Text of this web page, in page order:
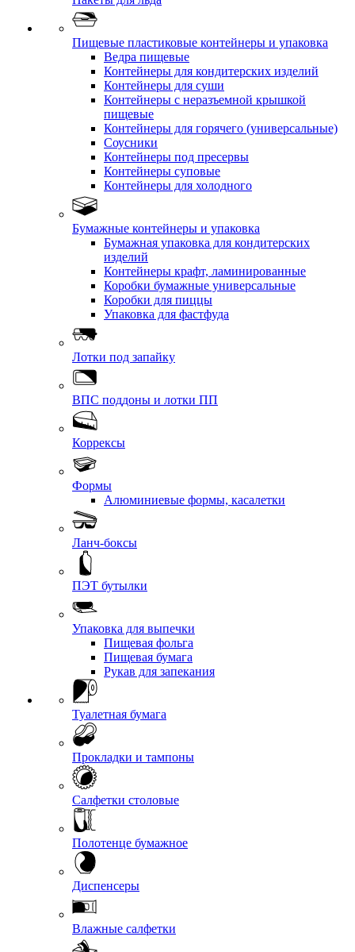
Пищевые пластиковые контейнеры и упаковка
Ведра пищевые
Контейнеры для кондитерских изделий
Контейнеры для суши
Контейнеры с неразъемной крышкой
пищевые
Контейнеры для горячего (универсальные)
Соусники
Контейнеры под пресервы
Контейнеры суповые
Контейнеры для холодного
Бумажные контейнеры и упаковка
Бумажная упаковка для кондитерских
изделий
Контейнеры крафт, ламинированные
Коробки бумажные универсальные
Коробки для пиццы
Упаковка для фастфуда
Лотки под запайку
ВПС поддоны и лотки ПП
Коррексы
Формы
Алюминиевые формы, касалетки
Ланч-боксы
ПЭТ бутылки
Упаковка для выпечки
Пищевая фольга
Пищевая бумага
Рукав для запекания
Туалетная бумага
Прокладки и тампоны
Салфетки столовые
Полотенце бумажное
Диспенсеры
Влажные салфетки